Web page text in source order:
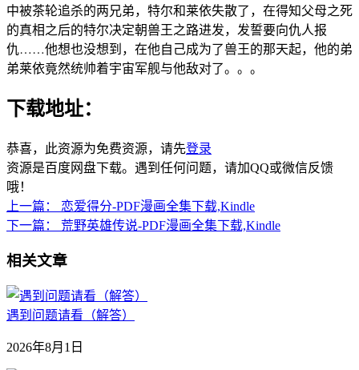
中被茶轮追杀的两兄弟，特尔和莱依失散了，在得知父母之死
的真相之后的特尔决定朝兽王之路进发，发誓要向仇人报
仇……他想也没想到，在他自己成为了兽王的那天起，他的弟
弟莱依竟然统帅着宇宙军舰与他敌对了。。。
下载地址：
恭喜，此资源为免费资源，请先登录
资源是百度网盘下载。遇到任何问题，请加QQ或微信反馈
哦！
上一篇：
恋爱得分-PDF漫画全集下载,Kindle
下一篇：
荒野英雄传说-PDF漫画全集下载,Kindle
相关文章
遇到问题请看（解答）
2026年8月1日